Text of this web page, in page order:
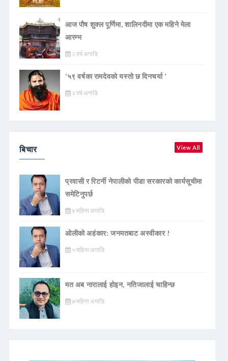
आज पौष शुक्ल पूर्णिमा, शालिनदीमा एक महिने मेला
आरम्भ
२ वर्ष अगाडि
‘५९ वर्षका रामदेवकाे यस्ताे छ दिनचर्या ’
२ वर्ष अगाडि
बिचार View All
प्रवासी र रिटर्नी नेपालीको पीडा सरकारको कार्यसूचीमा
समेटिनुपर्छ
४ महिना अगाडि
ओलीको अहंकार: जनमतबाट अस्वीकार !
५ महिना अगाडि
मत अब नारालाई होइन, नतिजालाई चाहिन्छ
७ महिना अगाडि